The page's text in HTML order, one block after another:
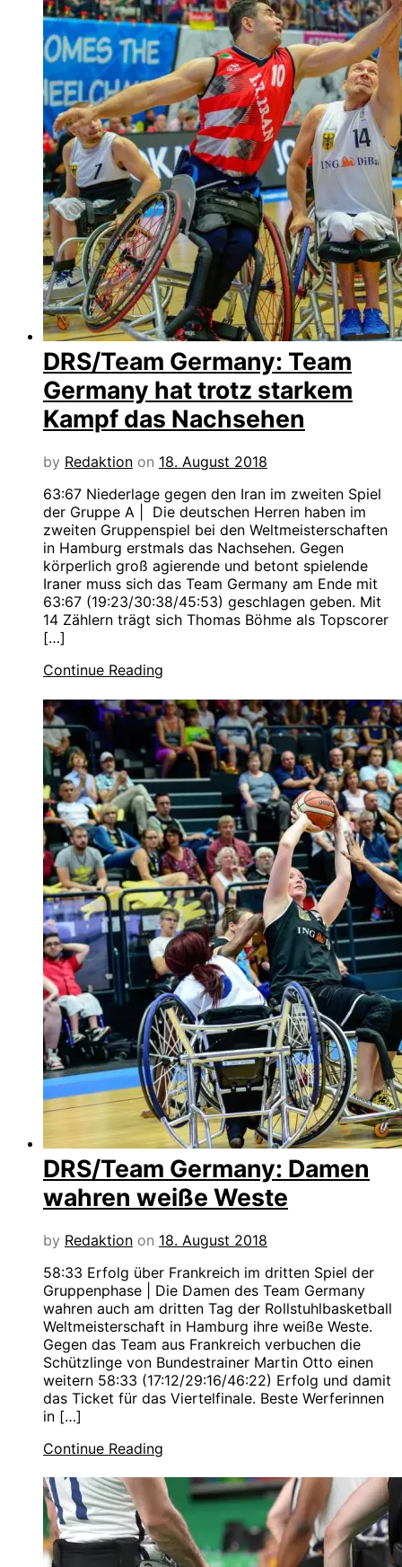
DRS/Team Germany: Team
Germany hat trotz starkem
Kampf das Nachsehen
by Redaktion on 18. August 2018
63:67 Niederlage gegen den Iran im zweiten Spiel
der Gruppe A | Die deutschen Herren haben im
zweiten Gruppenspiel bei den Weltmeisterschaften
in Hamburg erstmals das Nachsehen. Gegen
körperlich groß agierende und betont spielende
Iraner muss sich das Team Germany am Ende mit
63:67 (19:23/30:38/45:53) geschlagen geben. Mit
14 Zählern trägt sich Thomas Böhme als Topscorer
[…]
Continue Reading
DRS/Team Germany: Damen
wahren weiße Weste
by Redaktion on 18. August 2018
58:33 Erfolg über Frankreich im dritten Spiel der
Gruppenphase | Die Damen des Team Germany
wahren auch am dritten Tag der Rollstuhlbasketball
Weltmeisterschaft in Hamburg ihre weiße Weste.
Gegen das Team aus Frankreich verbuchen die
Schützlinge von Bundestrainer Martin Otto einen
weitern 58:33 (17:12/29:16/46:22) Erfolg und damit
das Ticket für das Viertelfinale. Beste Werferinnen
in […]
Continue Reading